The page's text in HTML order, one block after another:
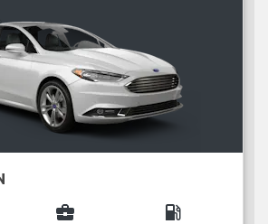
business_center local_gas_station